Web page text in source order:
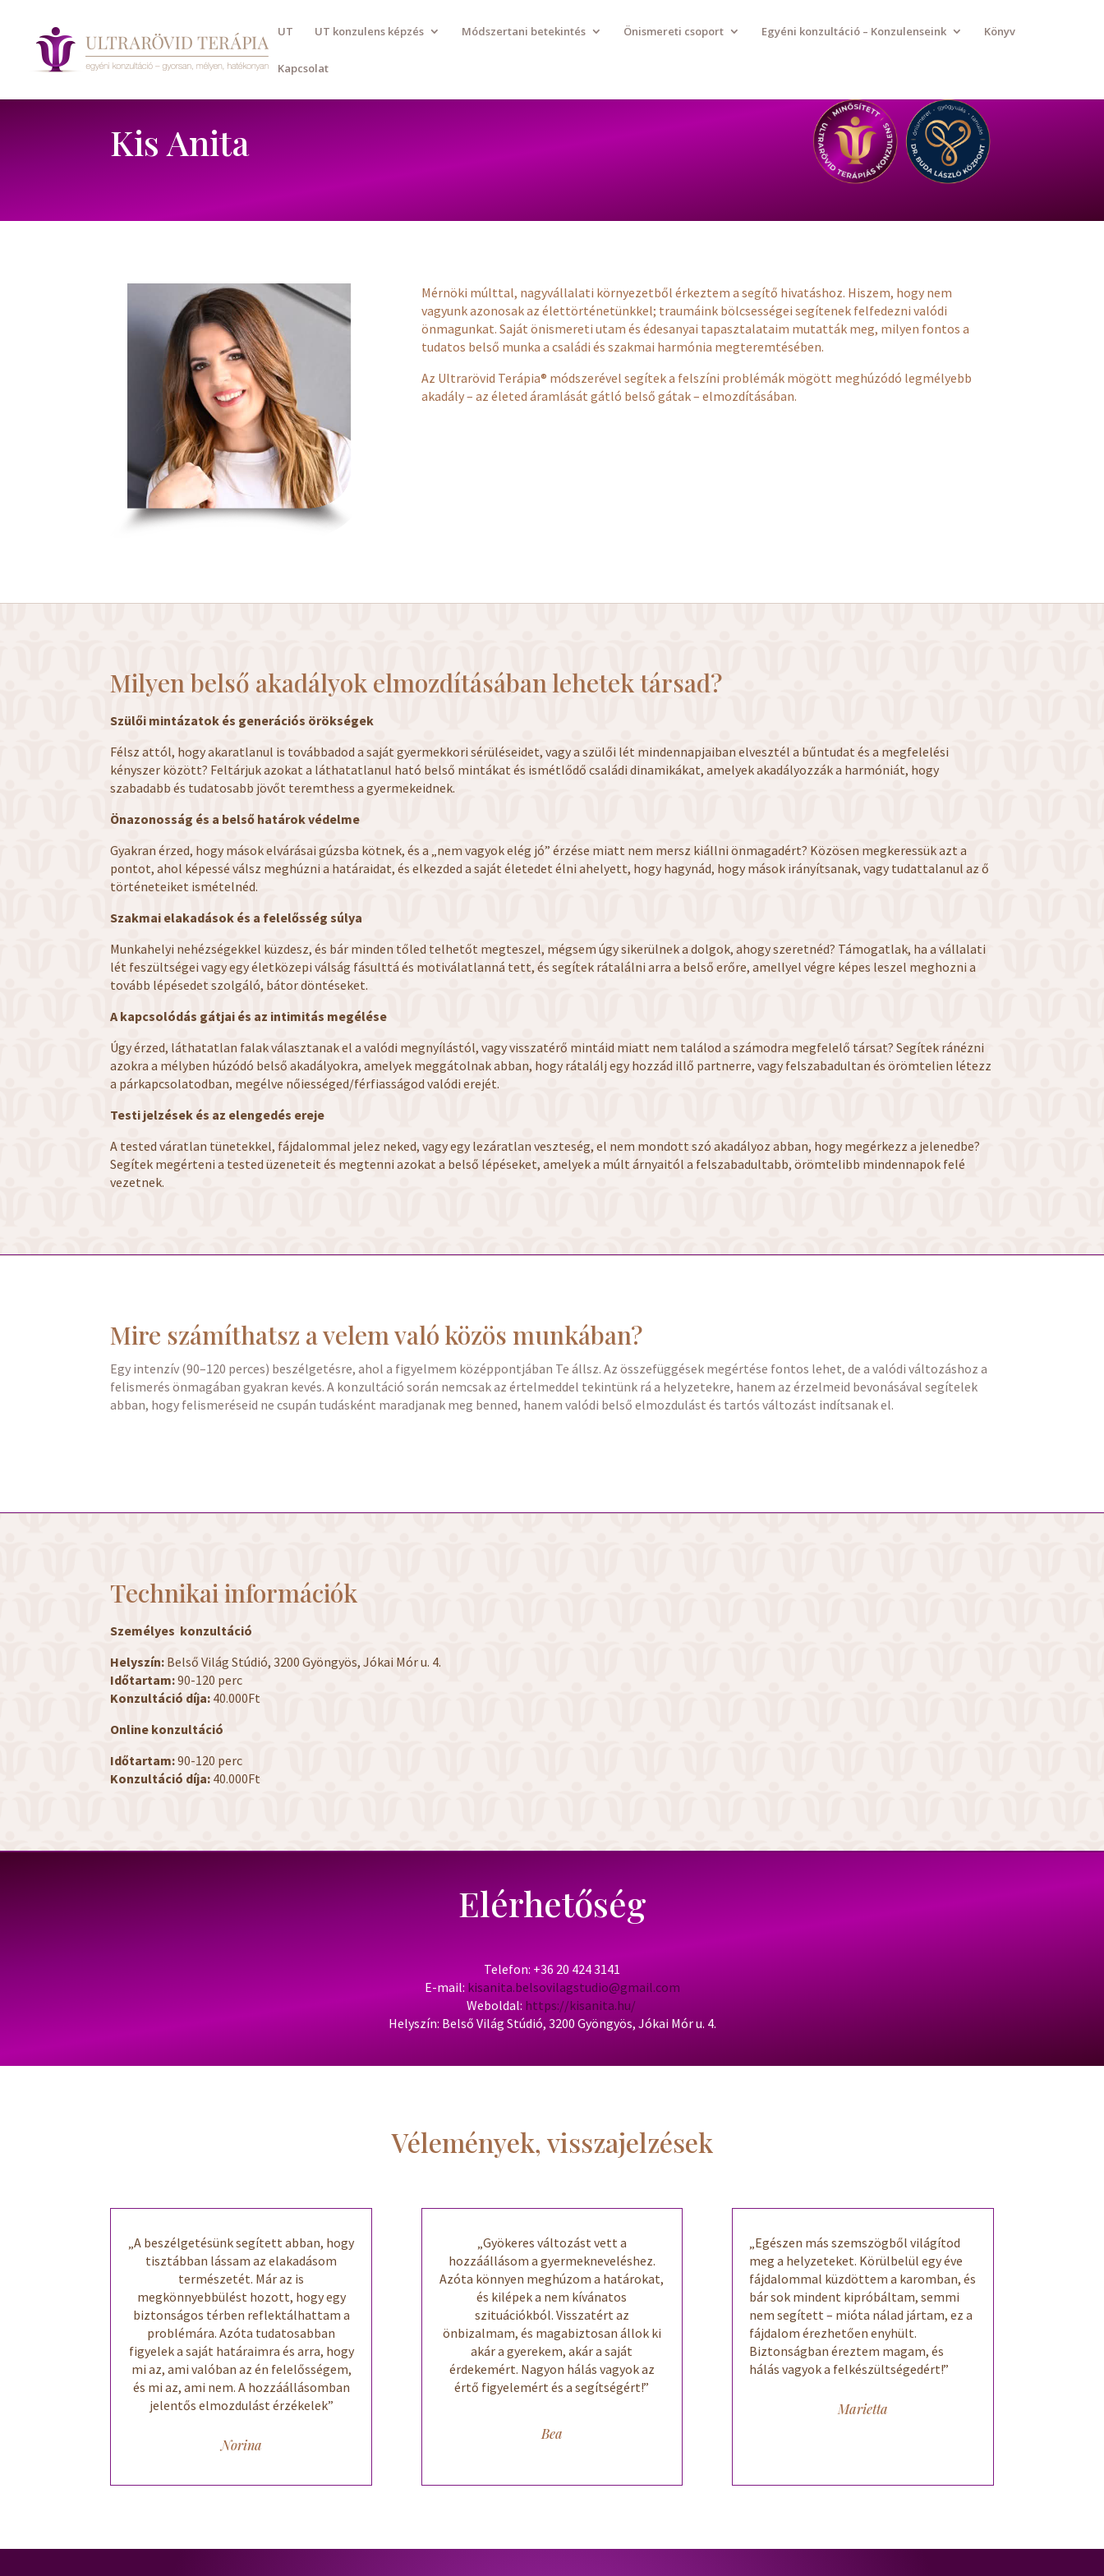
UT UT konzulens képzés Módszertani betekintés Önismereti csoport Egyéni konzultáció – Konzulenseink Könyv
Kapcsolat
Kis Anita
Mérnöki múlttal, nagyvállalati környezetből érkeztem a segítő hivatáshoz. Hiszem, hogy nem
vagyunk azonosak az élettörténetünkkel; traumáink bölcsességei segítenek felfedezni valódi
önmagunkat. Saját önismereti utam és édesanyai tapasztalataim mutatták meg, milyen fontos a
tudatos belső munka a családi és szakmai harmónia megteremtésében.
Az Ultrarövid Terápia® módszerével segítek a felszíni problémák mögött meghúzódó legmélyebb
akadály – az életed áramlását gátló belső gátak – elmozdításában.
Milyen belső akadályok elmozdításában lehetek társad?
Szülői mintázatok és generációs örökségek
Félsz attól, hogy akaratlanul is továbbadod a saját gyermekkori sérüléseidet, vagy a szülői lét mindennapjaiban elvesztél a bűntudat és a megfelelési
kényszer között? Feltárjuk azokat a láthatatlanul ható belső mintákat és ismétlődő családi dinamikákat, amelyek akadályozzák a harmóniát, hogy
szabadabb és tudatosabb jövőt teremthess a gyermekeidnek.
Önazonosság és a belső határok védelme
Gyakran érzed, hogy mások elvárásai gúzsba kötnek, és a „nem vagyok elég jó” érzése miatt nem mersz kiállni önmagadért? Közösen megkeressük azt a
pontot, ahol képessé válsz meghúzni a határaidat, és elkezded a saját életedet élni ahelyett, hogy hagynád, hogy mások irányítsanak, vagy tudattalanul az ő
történeteiket ismételnéd.
Szakmai elakadások és a felelősség súlya
Munkahelyi nehézségekkel küzdesz, és bár minden tőled telhetőt megteszel, mégsem úgy sikerülnek a dolgok, ahogy szeretnéd? Támogatlak, ha a vállalati
lét feszültségei vagy egy életközepi válság fásulttá és motiválatlanná tett, és segítek rátalálni arra a belső erőre, amellyel végre képes leszel meghozni a
tovább lépésedet szolgáló, bátor döntéseket.
A kapcsolódás gátjai és az intimitás megélése
Úgy érzed, láthatatlan falak választanak el a valódi megnyílástól, vagy visszatérő mintáid miatt nem találod a számodra megfelelő társat? Segítek ránézni
azokra a mélyben húzódó belső akadályokra, amelyek meggátolnak abban, hogy rátalálj egy hozzád illő partnerre, vagy felszabadultan és örömtelien létezz
a párkapcsolatodban, megélve nőiességed/férfiasságod valódi erejét.
Testi jelzések és az elengedés ereje
A tested váratlan tünetekkel, fájdalommal jelez neked, vagy egy lezáratlan veszteség, el nem mondott szó akadályoz abban, hogy megérkezz a jelenedbe?
Segítek megérteni a tested üzeneteit és megtenni azokat a belső lépéseket, amelyek a múlt árnyaitól a felszabadultabb, örömtelibb mindennapok felé
vezetnek.
Mire számíthatsz a velem való közös munkában?
Egy intenzív (90–120 perces) beszélgetésre, ahol a figyelmem középpontjában Te állsz. Az összefüggések megértése fontos lehet, de a valódi változáshoz a
felismerés önmagában gyakran kevés. A konzultáció során nemcsak az értelmeddel tekintünk rá a helyzetekre, hanem az érzelmeid bevonásával segítelek
abban, hogy felismeréseid ne csupán tudásként maradjanak meg benned, hanem valódi belső elmozdulást és tartós változást indítsanak el.
Technikai információk
Személyes konzultáció
Helyszín: Belső Világ Stúdió, 3200 Gyöngyös, Jókai Mór u. 4.
Időtartam:90-120 perc
Konzultáció díja: 40.000Ft
Online konzultáció
Időtartam:90-120 perc
Konzultáció díja: 40.000Ft
Elérhetőség
Telefon: +36 20 424 3141
E-mail: kisanita.belsovilagstudio@gmail.com
Weboldal: https://kisanita.hu/
Helyszín: Belső Világ Stúdió, 3200 Gyöngyös, Jókai Mór u. 4.
Vélemények, visszajelzések
„A beszélgetésünk segített abban, hogy
tisztábban lássam az elakadásom
természetét. Már az is
megkönnyebbülést hozott, hogy egy
biztonságos térben reflektálhattam a
problémára. Azóta tudatosabban
figyelek a saját határaimra és arra, hogy
mi az, ami valóban az én felelősségem,
és mi az, ami nem. A hozzáállásomban
jelentős elmozdulást érzékelek”
Norina
„Gyökeres változást vett a
hozzáállásom a gyermekneveléshez.
Azóta könnyen meghúzom a határokat,
és kilépek a nem kívánatos
szituációkból. Visszatért az
önbizalmam, és magabiztosan állok ki
akár a gyerekem, akár a saját
érdekemért. Nagyon hálás vagyok az
értő figyelemért és a segítségért!”
Bea
„Egészen más szemszögből világítod
meg a helyzeteket. Körülbelül egy éve
fájdalommal küzdöttem a karomban, és
bár sok mindent kipróbáltam, semmi
nem segített – mióta nálad jártam, ez a
fájdalom érezhetően enyhült.
Biztonságban éreztem magam, és
hálás vagyok a felkészültségedért!”
Marietta